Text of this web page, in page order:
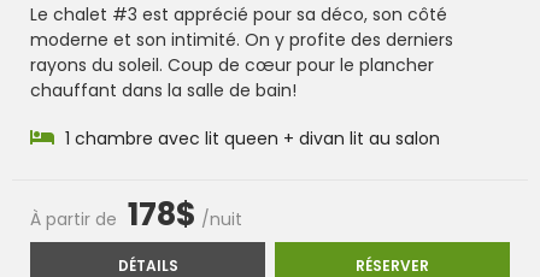
Le chalet #3 est apprécié pour sa déco, son côté
moderne et son intimité. On y profite des derniers
rayons du soleil. Coup de cœur pour le plancher
chauffant dans la salle de bain!
1 chambre avec lit queen + divan lit au salon
À partir de 178$ /nuit
DÉTAILSCHALET #3 RÉSERVERCHALET #3